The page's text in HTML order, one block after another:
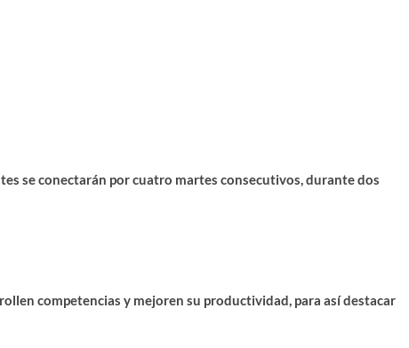
se conectarán por cuatro martes consecutivos, durante dos
competencias y mejoren su productividad, para así destacar